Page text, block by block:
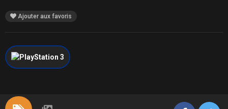
Ajouter aux favoris